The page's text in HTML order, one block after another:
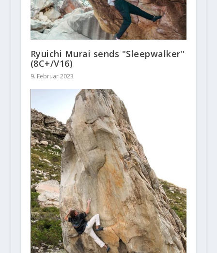
Ryuichi Murai sends "Sleepwalker"
(8C+/V16)
9. Februar 2023